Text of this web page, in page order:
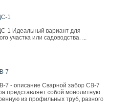
1
1 Идеальный вариант для
участка или садоводства. ...
7
7 - описание Сварной забор СВ-7
представляет собой монолитную
из профильных труб, разного